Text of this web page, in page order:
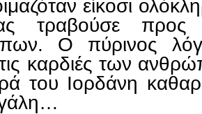
είκοσι
τραβούσε
Ο πύρινος
τις καρδιές των
του Ιορδάνη